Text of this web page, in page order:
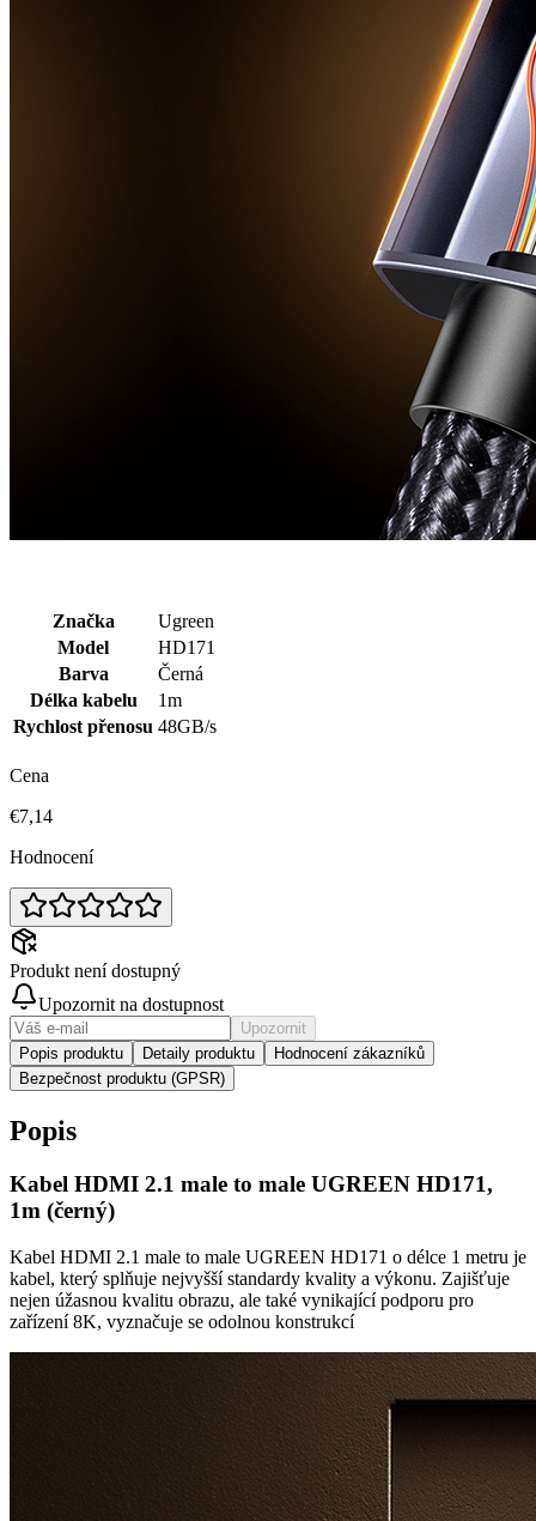
Značka
Ugreen
Model
HD171
Barva
Černá
Délka kabelu
1m
Rychlost přenosu 48GB/s
Cena
€7,14
Hodnocení
Produkt není dostupný
Upozornit na dostupnost
Upozornit
Popis produktu
Detaily produktu
Hodnocení zákazníků
Bezpečnost produktu (GPSR)
Popis
Kabel HDMI 2.1 male to male UGREEN HD171,
1m (černý)
Kabel HDMI 2.1 male to male UGREEN HD171 o délce 1 metru je
kabel, který splňuje nejvyšší standardy kvality a výkonu. Zajišťuje
nejen úžasnou kvalitu obrazu, ale také vynikající podporu pro
zařízení 8K, vyznačuje se odolnou konstrukcí